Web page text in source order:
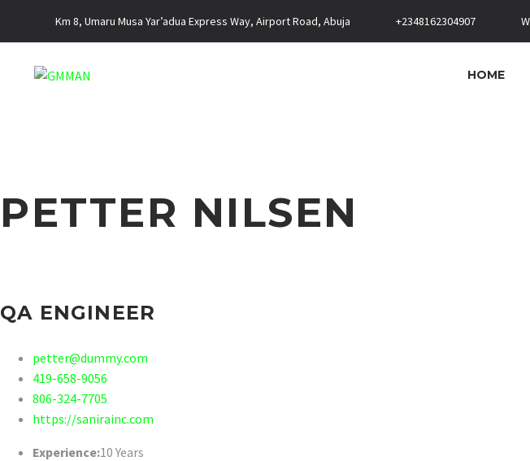
Km 8, Umaru Musa Yar’adua Express Way, Airport Road, Abuja +2348162304907
HOME
PETTER NILSEN
QA ENGINEER
petter@dummy.com
419-658-9056
806-324-7705
https://sanirainc.com
Experience:10 Years